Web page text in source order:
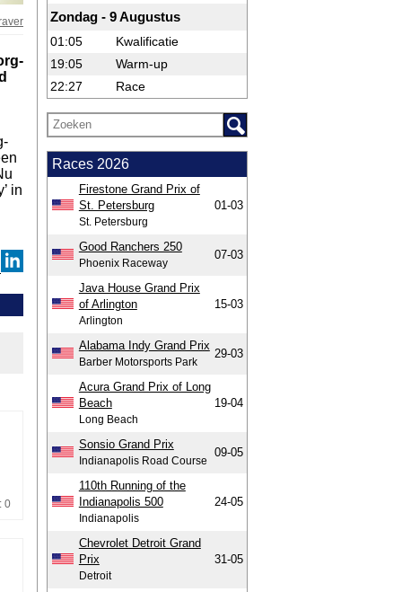
in
0
Zondag - 9 Augustus
01:05
Kwalificatie
19:05
Warm-up
22:27
Race
Races 2026
Firestone Grand Prix of
St. Petersburg
St. Petersburg
01-03
Good Ranchers 250
Phoenix Raceway
07-03
Java House Grand Prix
of Arlington
Arlington
15-03
Alabama Indy Grand Prix
Barber Motorsports Park
29-03
Acura Grand Prix of Long
Beach
Long Beach
19-04
Sonsio Grand Prix
Indianapolis Road Course
09-05
110th Running of the
Indianapolis 500
Indianapolis
24-05
Chevrolet Detroit Grand
Prix
Detroit
31-05